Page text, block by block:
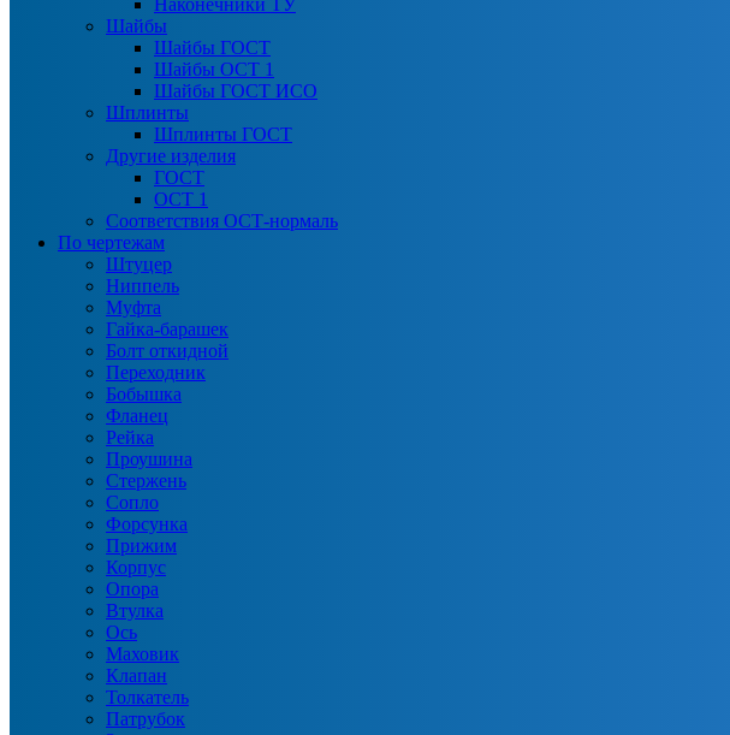
Наконечники ТУ
Шайбы
Шайбы ГОСТ
Шайбы ОСТ 1
Шайбы ГОСТ ИСО
Шплинты
Шплинты ГОСТ
Другие изделия
ГОСТ
ОСТ 1
Соответствия ОСТ-нормаль
По чертежам
Штуцер
Ниппель
Муфта
Гайка-барашек
Болт откидной
Переходник
Бобышка
Фланец
Рейка
Проушина
Стержень
Сопло
Форсунка
Прижим
Корпус
Опора
Втулка
Ось
Маховик
Клапан
Толкатель
Патрубок